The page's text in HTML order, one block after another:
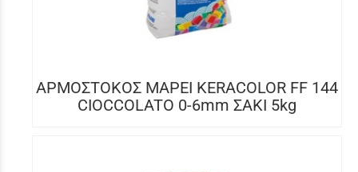
ΑΡΜΟΣΤΟΚΟΣ MAPEI KERACOLOR FF 144
CIOCCOLATO 0-6mm ΣΑΚΙ 5kg